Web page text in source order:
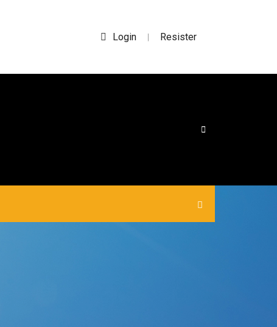
Login | Resister